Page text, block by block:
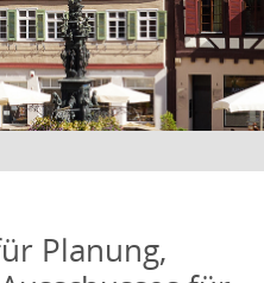
Planung,